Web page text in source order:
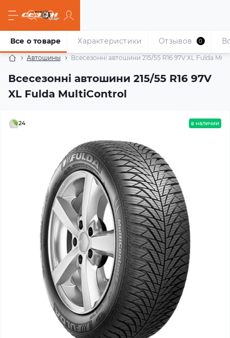
Автошины Всесезонні автошини 215/55 R16 97V XL Fulda
Всесезонні автошини 215/55 R16 97V
XL Fulda MultiControl
Все о товаре Характеристики Отзывов 0
24 в наличии